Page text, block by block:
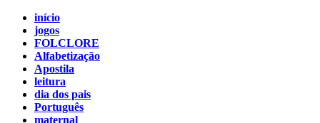
início
jogos
FOLCLORE
Alfabetização
Apostila
leitura
dia dos pais
Português
maternal